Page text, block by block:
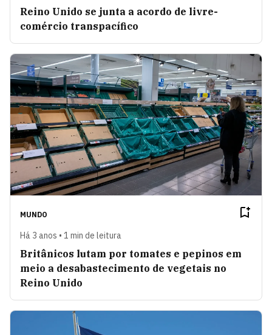
Reino Unido se junta a acordo de livre-
comércio transpacífico
MUNDO
Há 3 anos • 1 min de leitura
Britânicos lutam por tomates e pepinos em
meio a desabastecimento de vegetais no
Reino Unido